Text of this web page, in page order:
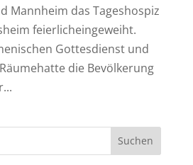
Mannheim das Tageshospiz
feierlicheingeweiht.
Gottesdienst und
die Bevölkerung